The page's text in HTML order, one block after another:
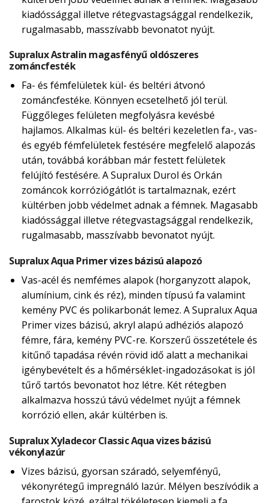
kiadóssággal illetve rétegvastagsággal rendelkezik,
rugalmasabb, masszívabb bevonatot nyújt.
Supralux Astralin magasfényű oldószeres
zománcfesték
Fa- és fémfelületek kül- és beltéri átvonó
zománcfestéke. Könnyen ecsetelhető jól terül.
Függőleges felületen megfolyásra kevésbé
hajlamos. Alkalmas kül- és beltéri kezeletlen fa-, vas-
és egyéb fémfelületek festésére megfelelő alapozás
után, továbbá korábban már festett felületek
felújító festésére. A Supralux Durol és Orkán
zománcok korróziógátlót is tartalmaznak, ezért
kültérben jobb védelmet adnak a fémnek. Magasabb
kiadóssággal illetve rétegvastagsággal rendelkezik,
rugalmasabb, masszívabb bevonatot nyújt.
Supralux Aqua Primer vizes bázisú alapozó
Vas-acél és nemfémes alapok (horganyzott alapok,
alumínium, cink és réz), minden típusú fa valamint
kemény PVC és polikarbonát lemez. A Supralux Aqua
Primer vizes bázisú, akryl alapú adhéziós alapozó
fémre, fára, kemény PVC-re. Korszerű összetétele és
kitűnő tapadása révén rövid idő alatt a mechanikai
igénybevételt és a hőmérséklet-ingadozásokat is jól
tűrő tartós bevonatot hoz létre. Két rétegben
alkalmazva hosszú távú védelmet nyújt a fémnek
korrózió ellen, akár kültérben is.
Supralux Xyladecor Classic Aqua vizes bázisú
vékonylazúr
Vizes bázisú, gyorsan száradó, selyemfényű,
vékonyrétegű impregnáló lazúr. Mélyen beszívódik a